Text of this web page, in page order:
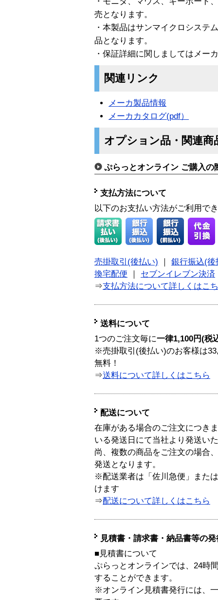
売となります。
・本製品はサンマイクロシステ
品となります。
・保証詳細に関しましてはメー
関連リンク
メーカ製品情報
メーカカタログ(pdf）
オプション品・関連商
ぷらっとオンライン ご購入の
支払方法について
以下のお支払い方法がご利用で
売掛取引(後払い)
銀行振込(後
換宅配便
セブンイレブン決済
⇒支払方法について詳しくはこ
送料について
1つのご注文毎に一律1,100円(税
※売掛取引(後払い)のお客様は
無料！
⇒送料について詳しくはこちら
配送について
在庫がある場合のご注文につき
いる発送日にて当社より発送い
尚、複数の商品をご注文の場合
発送となります。
※配送業者は「佐川急便」また
けます
⇒配送について詳しくはこちら
見積書・請求書・納品書等の
■見積書について
ぷらっとオンラインでは、24時
することができます。
※オンライン見積書発行には、